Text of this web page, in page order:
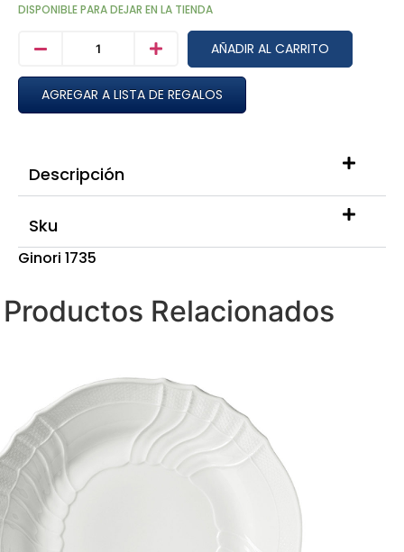
DISPONIBLE PARA DEJAR EN LA TIENDA
AÑADIR AL CARRITO
AGREGAR A LISTA DE REGALOS
Descripción
Sku
Ginori 1735
Productos Relacionados